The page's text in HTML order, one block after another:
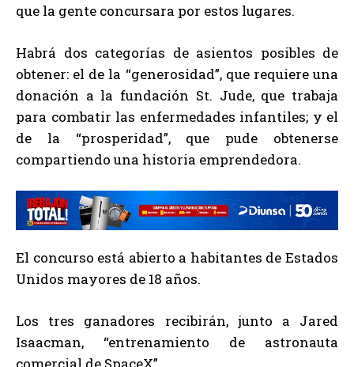
que la gente concursara por estos lugares.
Habrá dos categorías de asientos posibles de
obtener: el de la “generosidad”, que requiere una
donación a la fundación St. Jude, que trabaja
para combatir las enfermedades infantiles; y el
de la “prosperidad”, que pude obtenerse
compartiendo una historia emprendedora.
El concurso está abierto a habitantes de Estados
Unidos mayores de 18 años.
Los tres ganadores recibirán, junto a Jared
Isaacman, “entrenamiento de astronauta